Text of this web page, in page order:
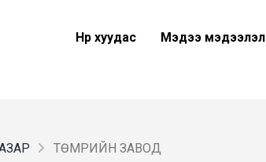
Нүүр хуудас Мэдээ мэдээлэл
ТӨМРИЙН ЗАВОД